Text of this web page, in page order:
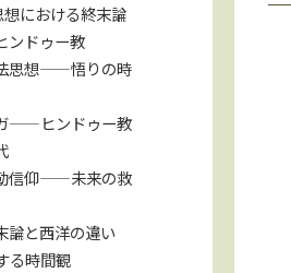
における終末論
ドゥー教
思想——悟りの時
——ヒンドゥー教
信仰——未来の救
論と西洋の違い
時間観